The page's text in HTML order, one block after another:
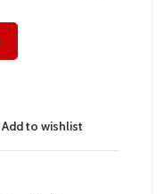
Add to wishlist